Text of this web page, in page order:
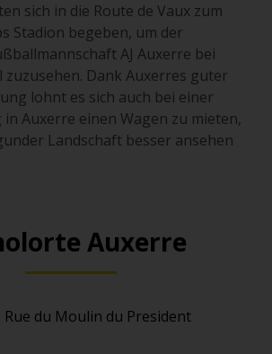
sich in die Route de Vaux zum
Stadion begeben, um der
AJ Auxerre bei
zuzusehen. Dank Auxerres guter
lohnt es sich auch bei einer
Auxerre einen Wagen zu mieten,
Landschaft besser ansehen
Auxerre
Rue du Moulin du President